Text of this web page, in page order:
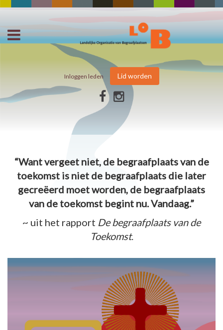
Inloggen leden Lid worden
“Want vergeet niet, de begraafplaats van de
toekomst is niet de begraafplaats die later
gecreëerd moet worden, de begraafplaats
van de toekomst begint nu. Vandaag.”
~ uit het rapport De begraafplaats van de
Toekomst.